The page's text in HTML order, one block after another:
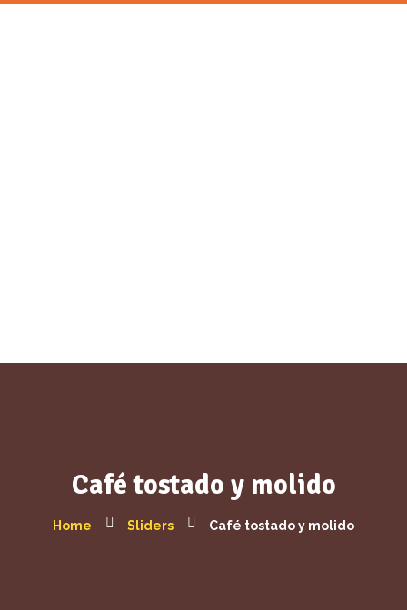
Café tostado y molido
Home Sliders Café tostado y molido